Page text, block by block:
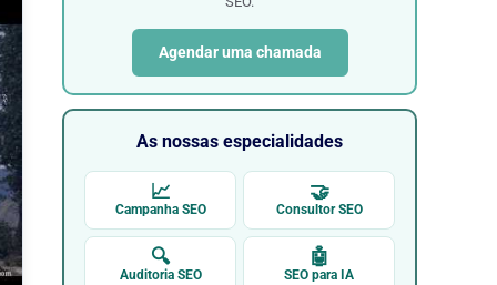
Agendar uma chamada
As nossas especialidades
📈
Campanha SEO
🤝
Consultor SEO
🔍
Auditoria SEO
🤖
SEO para IA